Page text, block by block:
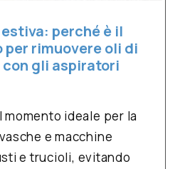
perché è il
rimuovere oli di
gli aspiratori
momento ideale per la
e macchine
e trucioli, evitando